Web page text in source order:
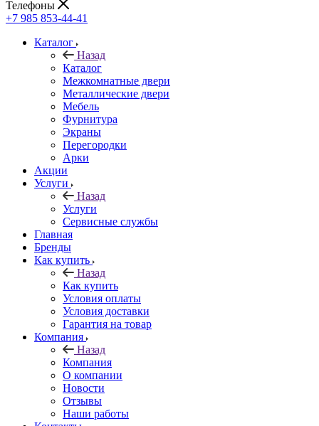
Телефоны
+7 985 853-44-41
Каталог
Назад
Каталог
Межкомнатные двери
Металлические двери
Мебель
Фурнитура
Экраны
Перегородки
Арки
Акции
Услуги
Назад
Услуги
Сервисные службы
Главная
Бренды
Как купить
Назад
Как купить
Условия оплаты
Условия доставки
Гарантия на товар
Компания
Назад
Компания
О компании
Новости
Отзывы
Наши работы